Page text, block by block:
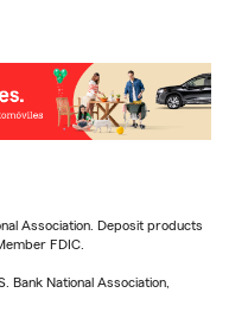
Association. Deposit products
FDIC.
Bank National Association,